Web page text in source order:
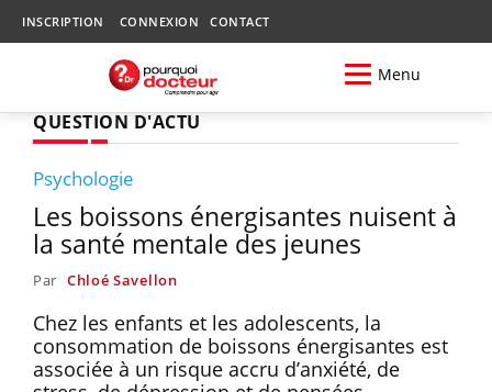
INSCRIPTION CONNEXION CONTACT
Menu
QUESTION D'ACTU
Psychologie
Les boissons énergisantes nuisent à
la santé mentale des jeunes
Par Chloé Savellon
Chez les enfants et les adolescents, la
consommation de boissons énergisantes est
associée à un risque accru d’anxiété, de